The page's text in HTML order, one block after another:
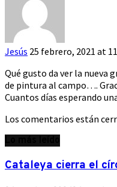
Jesús 25 febrero, 2021 at
Qué gusto da ver la nueva
de pintura al campo….
Cuantos días esperando
Los comentarios están
Cataleya cierra el